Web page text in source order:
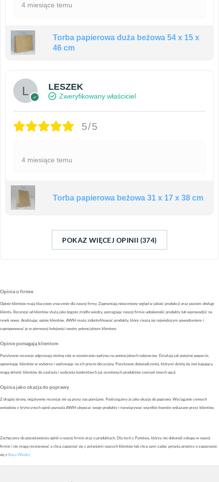
4 miesiące temu
Torba papierowa duża beżowa 54 x 15 x
46 cm
LESZEK
Zweryfikowany właściciel
5/5
4 miesiące temu
Torba papierowa beżowa 31 x 17 x 38 cm
POKAZ WIĘCEJ OPINII (374)
Opinia o firmie
Opinie klientów mają kluczowe znaczenie dla naszej firmy. Zapewniają nieoceniony wgląd w jakość produkcji oraz poziom obsługi
klienta. Recenzje od klientów służą jako bogate źródło wiedzy, pomagając naszej firmie udoskonalić produkty lub wprowadzić na
rynek nowe. Analizując opinie klientów, AWIH może zidentyfikować produkty, które cieszą się największym powodzeniem i
zaproponować je w pierwszej kolejności swoim potencjalnym klientom.
Opinie pomagają klientom
Pozytywne recenzje odgrywają istotną rolę w wywieraniu wpływu na potencjalnych nabywców. Działają jak potężne poparcie,
upewniając klientów w wyborze i wpływając na ich proces decyzyjny. Pozytywne doświadczenia, którymi dzielą się inni kupujący,
mogą skłonić klientów do zaufania i wybrania konkretnych już ocenionych produktów zamiast innych opcji.
Opinia jako okazja do poprawy
Z drugiej strony, negatywne recenzje nie są przez nas pomijane. Postrzegamy je jako okazję do poprawy. Wyciąganie cennych
wniosków z krytycznych opinii pozwala AWIH ulepszać swoje produkty i rozwiązywać wszelkie kwestie wskazane przez klientów.
Zachęcamy do pozostawienia opinii o naszej firmie oraz o produktach. Dla tych z Państwa, którzy nie dokonali zakupu w naszej
firmie i nie mogą recenzować a chcą zapoznać się z pytaniami naszych klientów lub chcą sami zadać pytania prosimy o zapoznanie
się z Baza Wiedzy